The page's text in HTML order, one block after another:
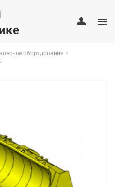
оборудование